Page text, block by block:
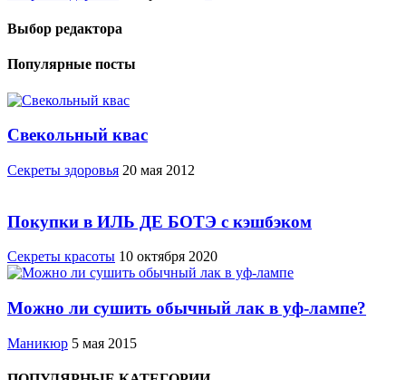
Выбор редактора
Популярные посты
Свекольный квас
Cекреты здоровья 20 мая 2012
Покупки в ИЛЬ ДЕ БОТЭ с кэшбэком
Секреты красоты 10 октября 2020
Можно ли сушить обычный лак в уф-лампе?
Маникюр 5 мая 2015